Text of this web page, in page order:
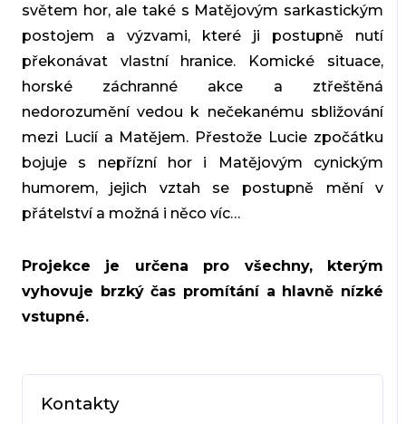
světem hor, ale také s Matějovým sarkastickým
postojem a výzvami, které ji postupně nutí
překonávat vlastní hranice. Komické situace,
horské záchranné akce a ztřeštěná
nedorozumění vedou k nečekanému sbližování
mezi Lucií a Matějem. Přestože Lucie zpočátku
bojuje s nepřízní hor i Matějovým cynickým
humorem, jejich vztah se postupně mění v
přátelství a možná i něco víc…
Projekce je určena pro všechny, kterým
vyhovuje brzký čas promítání a hlavně nízké
vstupné.
Kontakty